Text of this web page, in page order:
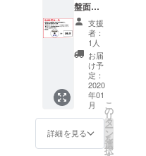
東京ドーム
にてFES開
ここを一つ
の目標とし
今
盤面の
SPECIA
LTHAN
KSに、
あなた
のお名
前(HN)
記載 ・
今回の
クラウ
ドファ
ンディ
ングで
制作し
支援
者：
1人
お届
け予
定：
2020
年01
月
詳細を見る
こ
の
リ
タ
ー
ン
を
選
択